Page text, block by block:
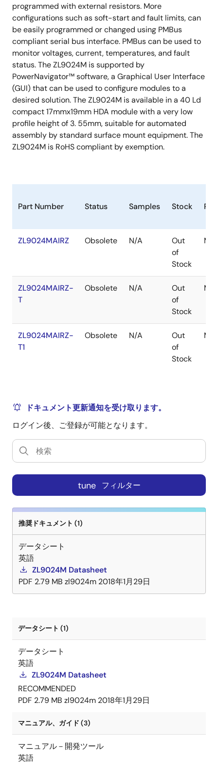
programmed with external resistors. More
configurations such as soft-start and fault limits, can
be easily programmed or changed using PMBus
compliant serial bus interface. PMBus can be used to
monitor voltages, current, temperatures, and fault
status. The ZL9024M is supported by
PowerNavigator™ software, a Graphical User Interface
(GUI) that can be used to configure modules to a
desired solution. The ZL9024M is available in a 40 Ld
compact 17mmx19mm HDA module with a very low
profile height of 3. 55mm, suitable for automated
assembly by standard surface mount equipment. The
ZL9024M is RoHS compliant by exemption.
Part Number Status Samples Stock
ZL9024MAIRZ Obsolete N/A
Out
of
Stock
ZL9024MAIRZ-
T
Obsolete N/A
Out
of
Stock
ZL9024MAIRZ-
T1
Obsolete N/A
Out
of
Stock
ドキュメント更新通知を受け取ります。
ログイン後、ご登録が可能となります。
tune フィルター
推奨ドキュメント (1)
データシート
英語
ZL9024M Datasheet
PDF 2.79 MB zl9024m 2018年1月29日
データシート (1)
データシート
英語
ZL9024M Datasheet
RECOMMENDED
PDF 2.79 MB zl9024m 2018年1月29日
マニュアル、ガイド (3)
マニュアル－開発ツール
英語